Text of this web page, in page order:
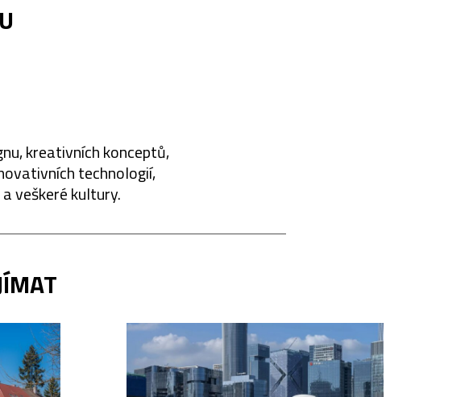
kreativních konceptů,
technologií,
veškeré kultury.